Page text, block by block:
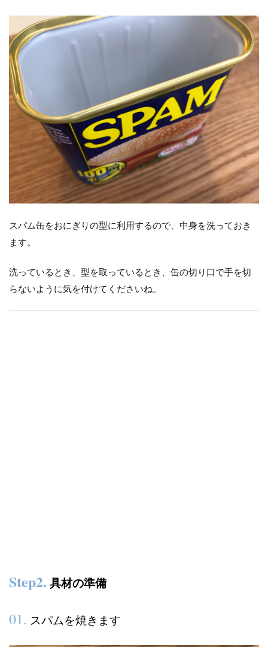
スパム缶をおにぎりの型に利用するので、中身を洗っておき
ます。
洗っているとき、型を取っているとき、缶の切り口で手を切
らないように気を付けてくださいね。
Step2. 具材の準備
01. スパムを焼きます